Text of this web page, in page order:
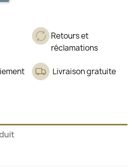
Retours et
réclamations
Livraison gratuite